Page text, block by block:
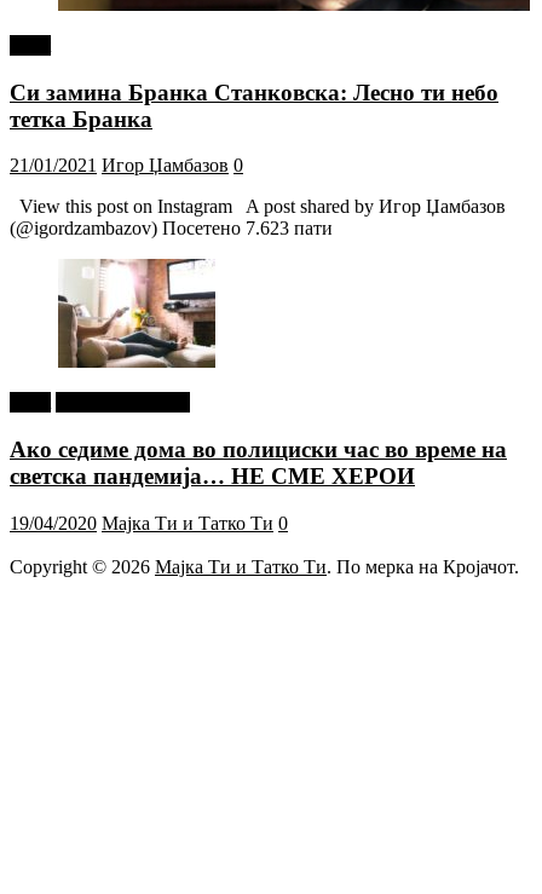
Си замина Бранка Станковска: Лесно ти небо
тетка Бранка
21/01/2021 Игор Џамбазов 0
View this post on Instagram A post shared by Игор Џамбазов
(@igordzambazov) Посетено 7.623 пати
Ако седиме дома во полициски час во време на
светска пандемија… НЕ СМЕ ХЕРОИ
19/04/2020 Мајка Ти и Татко Ти 0
Copyright © 2026 Мајка Ти и Татко Ти. По мерка на Кројачот.